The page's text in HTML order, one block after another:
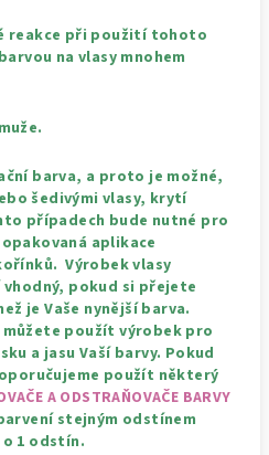
reakce při použití tohoto
na vlasy mnohem
barva, a proto je možné,
šedivými vlasy, krytí
případech bude nutné pro
aplikace
Výrobek vlasy
pokud si přejete
je Vaše nynější barva.
použít výrobek pro
a jasu Vaší barvy. Pokud
použít některý
A ODSTRAŇOVAČE BARVY
stejným odstínem
1 odstín.